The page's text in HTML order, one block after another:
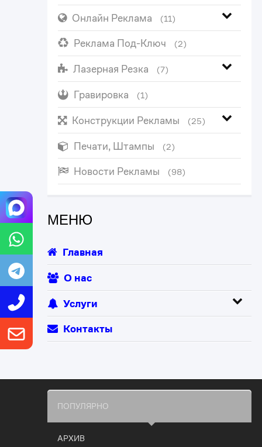
Онлайн Реклама (11)
Реклама Под-Ключ (2)
Лазерная Резка (7)
Гравировка (1)
Конструкции Рекламы (25)
Печати, Штампы (2)
Новости Рекламы (98)
МЕНЮ
Главная
О нас
Услуги
Контакты
ПОПУЛЯРНО
АРХИВ